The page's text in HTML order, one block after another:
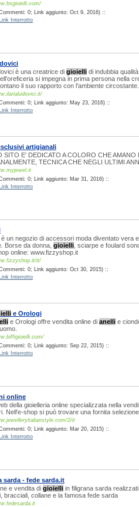
0; Link aggiunto: Oct 9, 2016) ::
Interrotto
è una creatrice di gioielli di indubbia
si impegna in prima persona nella
il suo rapporto con l'ambiente circostante.
0; Link aggiunto: May 23, 2016) ::
Interrotto
artigianali
SITO E' DEDICATO A COLORO CHE AMANO
TECNICA CHE NEGLI ULTIMI
0; Link aggiunto: Mar 31, 2016) ::
Interrotto
un negozio di accessori moda diventato vera
Borse da donna, gioielli , sciarpe e foulard
online: www.fizzyshop.it
it/
0; Link aggiunto: Oct 30, 2015) ::
Interrotto
e Orologi
e Orologi offre vendita online di anelli e
0; Link aggiunto: Sep 22, 2015) ::
Interrotto
online
della gioielleria online specializzata nella
Nell'e-shop si può trovare una fornita
2/it
0; Link aggiunto: Mar 20, 2015) ::
Interrotto
sarda - fede sarda.it
e vendita di gioielli in filigrana sarda
bracciali, collane e la famosa fede sarda